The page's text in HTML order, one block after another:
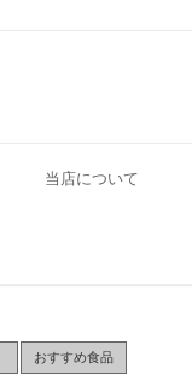
当店について
おすすめ食品